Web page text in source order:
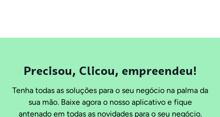
Precisou, Clicou, empreendeu!
Tenha todas as soluções para o seu negócio na palma da
sua mão. Baixe agora o nosso aplicativo e fique
antenado em todas as novidades para o seu negócio.